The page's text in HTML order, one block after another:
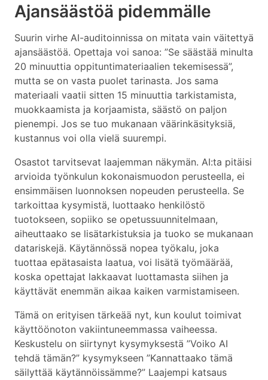
Ajansäästöä pidemmälle
Suurin virhe AI-auditoinnissa on mitata vain väitettyä
ajansäästöä. Opettaja voi sanoa: ”Se säästää minulta
20 minuuttia oppituntimateriaalien tekemisessä”,
mutta se on vasta puolet tarinasta. Jos sama
materiaali vaatii sitten 15 minuuttia tarkistamista,
muokkaamista ja korjaamista, säästö on paljon
pienempi. Jos se tuo mukanaan väärinkäsityksiä,
kustannus voi olla vielä suurempi.
Osastot tarvitsevat laajemman näkymän. AI:ta pitäisi
arvioida työnkulun kokonaismuodon perusteella, ei
ensimmäisen luonnoksen nopeuden perusteella. Se
tarkoittaa kysymistä, luottaako henkilöstö
tuotokseen, sopiiko se opetussuunnitelmaan,
aiheuttaako se lisätarkistuksia ja tuoko se mukanaan
datariskejä. Käytännössä nopea työkalu, joka
tuottaa epätasaista laatua, voi lisätä työmäärää,
koska opettajat lakkaavat luottamasta siihen ja
käyttävät enemmän aikaa kaiken varmistamiseen.
Tämä on erityisen tärkeää nyt, kun koulut toimivat
käyttöönoton vakiintuneemmassa vaiheessa.
Keskustelu on siirtynyt kysymyksestä ”Voiko AI
tehdä tämän?” kysymykseen ”Kannattaako tämä
säilyttää käytännöissämme?” Laajempi katsaus